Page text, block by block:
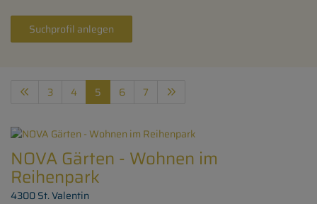
Suchprofil anlegen
3 4 5 6 7
NOVA Gärten - Wohnen im
Reihenpark
4300 St. Valentin